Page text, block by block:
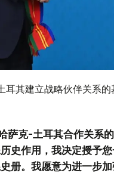
耳其建立战略伙伴关系
萨克-土耳其合作关系
史作用，我决定授予
册。我愿意为进一步